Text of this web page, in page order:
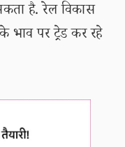
है. रेल विकास
पर ट्रेड कर रहे